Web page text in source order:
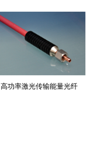
高功率激光传输能量光纤